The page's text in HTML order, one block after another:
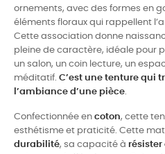
ornements, avec des formes en
éléments floraux qui rappellent
Cette association donne
pleine de caractère, idéale pour
un salon, un coin lecture, un
méditatif. C’est une tenture qui
l’ambiance d’une pièce.
Confectionnée en coton, cette
esthétisme et praticité. Cette
durabilité, sa capacité à résister